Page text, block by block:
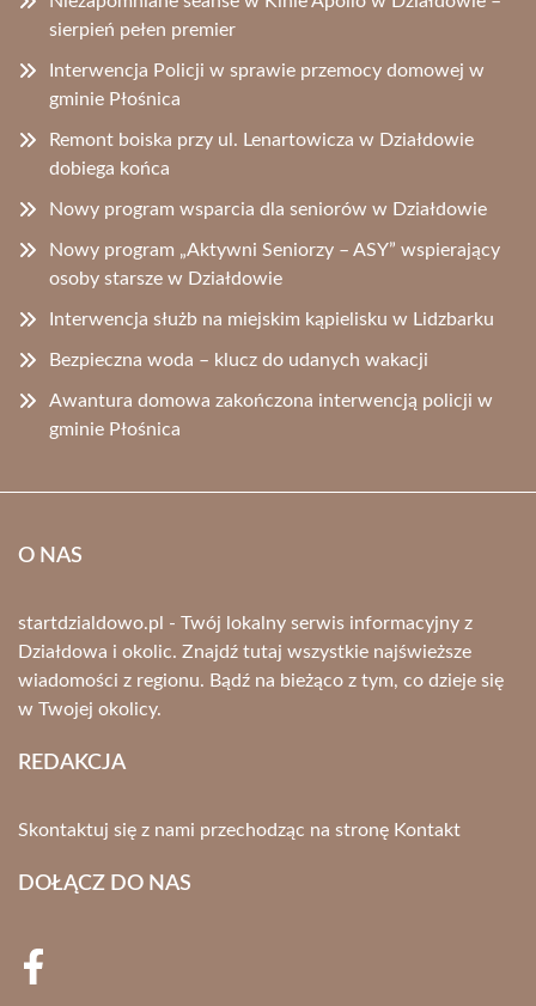
sierpień pełen premier
Interwencja Policji w sprawie przemocy domowej w
gminie Płośnica
Remont boiska przy ul. Lenartowicza w Działdowie
dobiega końca
Nowy program wsparcia dla seniorów w Działdowie
Nowy program „Aktywni Seniorzy – ASY” wspierający
osoby starsze w Działdowie
Interwencja służb na miejskim kąpielisku w Lidzbarku
Bezpieczna woda – klucz do udanych wakacji
Awantura domowa zakończona interwencją policji w
gminie Płośnica
O NAS
startdzialdowo.pl - Twój lokalny serwis informacyjny z
Działdowa i okolic. Znajdź tutaj wszystkie najświeższe
wiadomości z regionu. Bądź na bieżąco z tym, co dzieje się
w Twojej okolicy.
REDAKCJA
Skontaktuj się z nami przechodząc na stronę Kontakt
DOŁĄCZ DO NAS